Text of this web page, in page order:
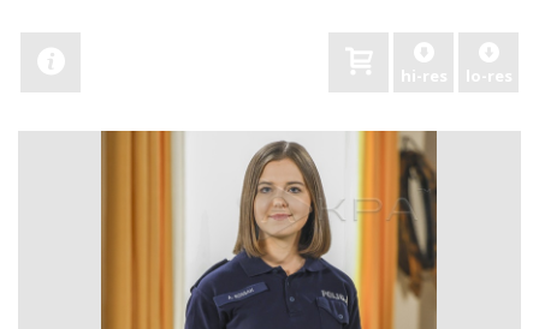
hi-res lo-res